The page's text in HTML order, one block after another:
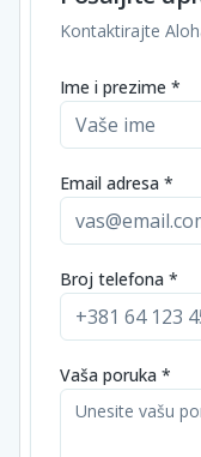
Kontaktirajte
Ime i prezime *
Email adresa *
Broj telefona *
Vaša poruka *